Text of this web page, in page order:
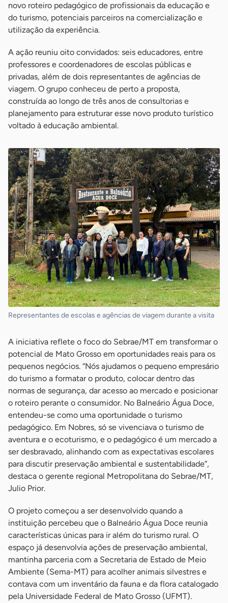
novo roteiro pedagógico de profissionais da educação e
do turismo, potenciais parceiros na comercialização e
utilização da experiência.
A ação reuniu oito convidados: seis educadores, entre
professores e coordenadores de escolas públicas e
privadas, além de dois representantes de agências de
viagem. O grupo conheceu de perto a proposta,
construída ao longo de três anos de consultorias e
planejamento para estruturar esse novo produto turístico
voltado à educação ambiental.
Representantes de escolas e agências de viagem durante a visita
A iniciativa reflete o foco do Sebrae/MT em transformar o
potencial de Mato Grosso em oportunidades reais para os
pequenos negócios. “Nós ajudamos o pequeno empresário
do turismo a formatar o produto, colocar dentro das
normas de segurança, dar acesso ao mercado e posicionar
o roteiro perante o consumidor. No Balneário Água Doce,
entendeu-se como uma oportunidade o turismo
pedagógico. Em Nobres, só se vivenciava o turismo de
aventura e o ecoturismo, e o pedagógico é um mercado a
ser desbravado, alinhando com as expectativas escolares
para discutir preservação ambiental e sustentabilidade”,
destaca o gerente regional Metropolitana do Sebrae/MT,
Julio Prior.
O projeto começou a ser desenvolvido quando a
instituição percebeu que o Balneário Água Doce reunia
características únicas para ir além do turismo rural. O
espaço já desenvolvia ações de preservação ambiental,
mantinha parceria com a Secretaria de Estado de Meio
Ambiente (Sema-MT) para acolher animais silvestres e
contava com um inventário da fauna e da flora catalogado
pela Universidade Federal de Mato Grosso (UFMT).